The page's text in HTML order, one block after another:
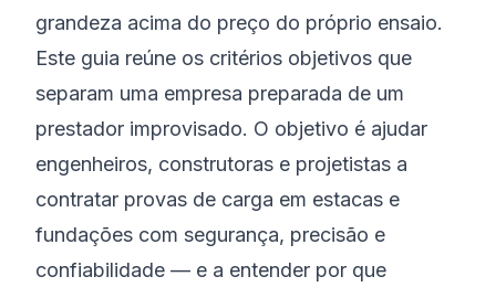
grandeza acima do preço do próprio ensaio.
Este guia reúne os critérios objetivos que
separam uma empresa preparada de um
prestador improvisado. O objetivo é ajudar
engenheiros, construtoras e projetistas a
contratar provas de carga em estacas e
fundações com segurança, precisão e
confiabilidade — e a entender por que